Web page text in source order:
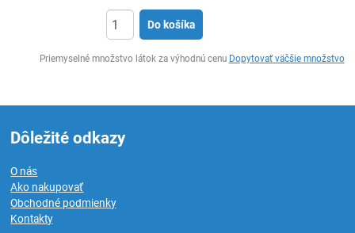
Do košíka
Priemyselné množstvo látok za výhodnú cenu Dopytovať väčšie množstvo
Dôležité odkazy
O nás
Ako nakupovať
Obchodné podmienky
Kontakty